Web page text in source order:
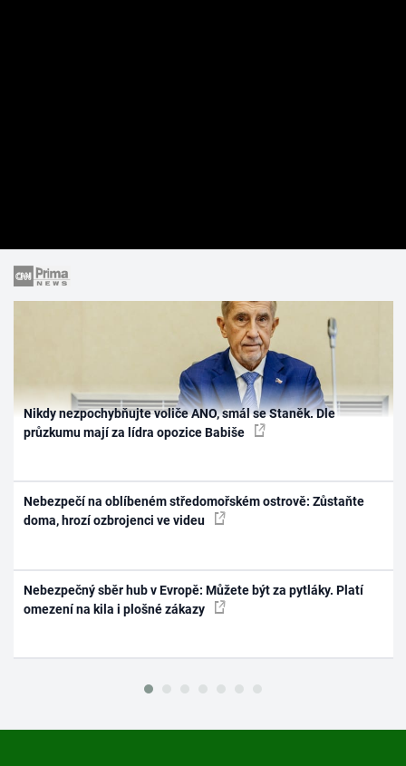
Nikdy nezpochybňujte voliče ANO, smál se Staněk. Dle
průzkumu mají za lídra opozice Babiše
Nebezpečí na oblíbeném středomořském ostrově: Zůstaňte
doma, hrozí ozbrojenci ve videu
Nebezpečný sběr hub v Evropě: Můžete být za pytláky. Platí
omezení na kila i plošné zákazy